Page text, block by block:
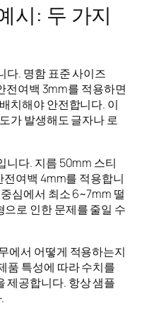
시: 두 가지
다. 명함 표준 사이즈
여백 3mm를 적용하면
치해야 안전합니다. 이
가 발생해도 글자나 로
니다. 지름 50mm 스티
전여백 4mm를 적용합니
심에서 최소 6~7mm 떨
로 인한 문제를 줄일 수
에서 어떻게 적용하는지
품 특성에 따라 수치를
제공합니다. 항상 샘플